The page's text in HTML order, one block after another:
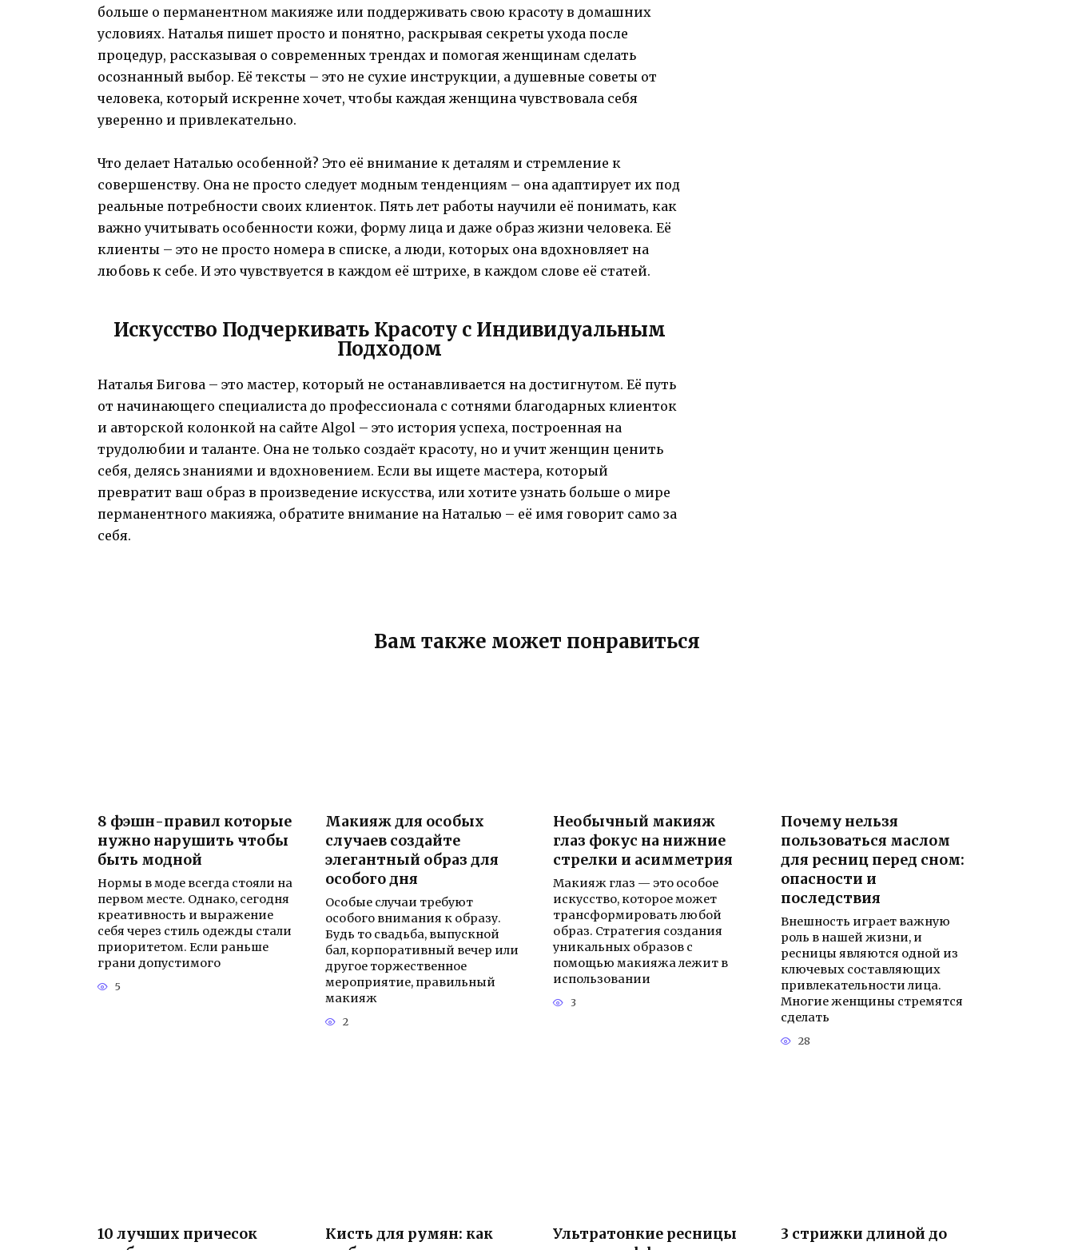
больше о перманентном макияже или поддерживать свою красоту в домашних
условиях. Наталья пишет просто и понятно, раскрывая секреты ухода после
процедур, рассказывая о современных трендах и помогая женщинам сделать
осознанный выбор. Её тексты – это не сухие инструкции, а душевные советы от
человека, который искренне хочет, чтобы каждая женщина чувствовала себя
уверенно и привлекательно.
Что делает Наталью особенной? Это её внимание к деталям и стремление к
совершенству. Она не просто следует модным тенденциям – она адаптирует их под
реальные потребности своих клиенток. Пять лет работы научили её понимать, как
важно учитывать особенности кожи, форму лица и даже образ жизни человека. Её
клиенты – это не просто номера в списке, а люди, которых она вдохновляет на
любовь к себе. И это чувствуется в каждом её штрихе, в каждом слове её статей.
Искусство Подчеркивать Красоту с Индивидуальным
Подходом
Наталья Бигова – это мастер, который не останавливается на достигнутом. Её путь
от начинающего специалиста до профессионала с сотнями благодарных клиенток
и авторской колонкой на сайте Algol – это история успеха, построенная на
трудолюбии и таланте. Она не только создаёт красоту, но и учит женщин ценить
себя, делясь знаниями и вдохновением. Если вы ищете мастера, который
превратит ваш образ в произведение искусства, или хотите узнать больше о мире
перманентного макияжа, обратите внимание на Наталью – её имя говорит само за
себя.
Вам также может понравиться
8 фэшн-правил которые
нужно нарушить чтобы
быть модной
Нормы в моде всегда стояли на
первом месте. Однако, сегодня
креативность и выражение
себя через стиль одежды стали
приоритетом. Если раньше
грани допустимого
5
Макияж для особых
случаев создайте
элегантный образ для
особого дня
Особые случаи требуют
особого внимания к образу.
Будь то свадьба, выпускной
бал, корпоративный вечер или
другое торжественное
мероприятие, правильный
макияж
2
Необычный макияж
глаз фокус на нижние
стрелки и асимметрия
Макияж глаз — это особое
искусство, которое может
трансформировать любой
образ. Стратегия создания
уникальных образов с
помощью макияжа лежит в
использовании
3
Почему нельзя
пользоваться маслом
для ресниц перед сном:
опасности и
последствия
Внешность играет важную
роль в нашей жизни, и
ресницы являются одной из
ключевых составляющих
привлекательности лица.
Многие женщины стремятся
сделать
28
10 лучших причесок
Кисть для румян: как
Ультратонкие ресницы
3 стрижки длиной до